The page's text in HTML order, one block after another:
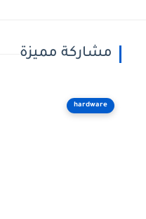
مشاركة مميزة
hardware